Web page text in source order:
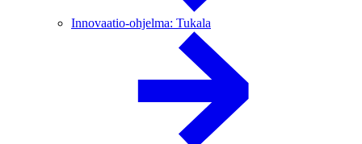
Innovaatio-ohjelma: Tukala